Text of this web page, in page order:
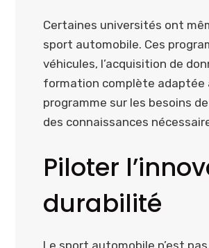
Certaines universités ont
sport automobile. Ces
véhicules, l’acquisition de
formation complète adaptée
programme sur les besoins
des connaissances
Piloter
durabilité
Le sport automobile n’est